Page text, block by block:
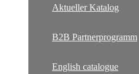
Aktueller Katalog
B2B Partnerprogramm
English catalogue